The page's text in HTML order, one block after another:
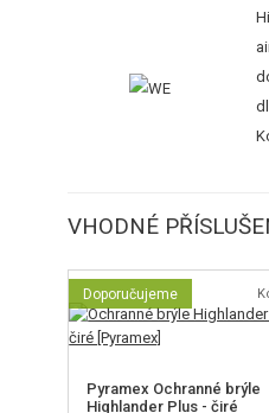
VHODNÉ
Doporučujeme
Pyramex Ochranné brýle
Highlander Plus - čiré